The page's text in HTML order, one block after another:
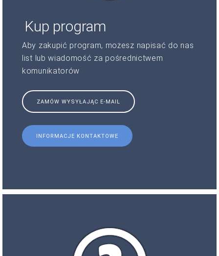
Kup program
Aby zakupić program, możesz napisać do nas
list lub wiadomość za pośrednictwem
komunikatorów
ZAMÓW WYSYŁAJĄC E-MAIL
INFORMACJE KONTAKTOWE